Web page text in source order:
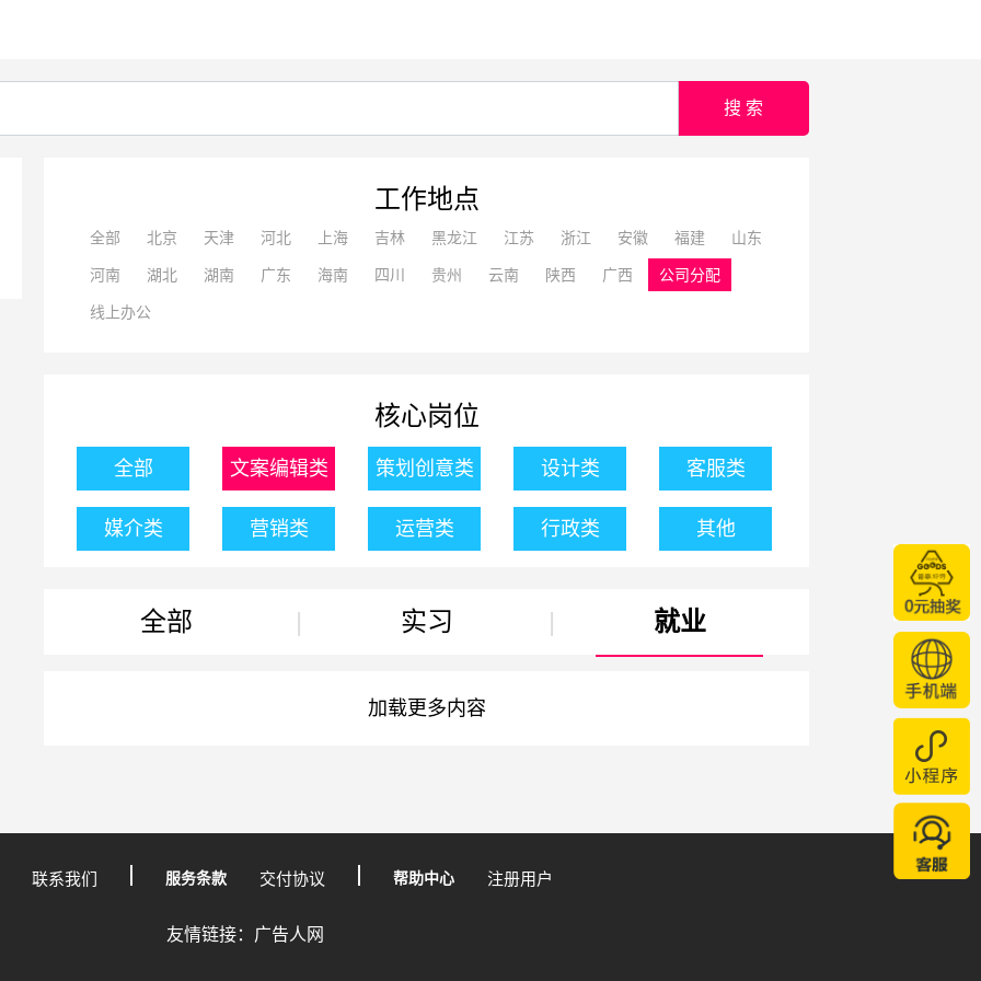
搜 索
工作地点
全部 北京 天津 河北 上海 吉林 黑龙江 江苏 浙江 安徽 福建 山东
河南 湖北 湖南 广东 海南 四川 贵州 云南 陕西 广西 公司分配
线上办公
核心岗位
全部 文案编辑类 策划创意类 设计类 客服类
媒介类 营销类 运营类 行政类 其他
全部 | 实习 | 就业
加载更多内容
联系我们 服务条款 交付协议 帮助中心 注册用户
友情链接：广告人网